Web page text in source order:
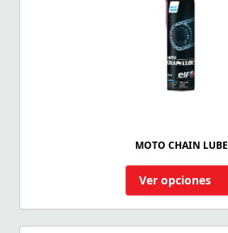
MOTO CHAIN LUBE
Ver opciones